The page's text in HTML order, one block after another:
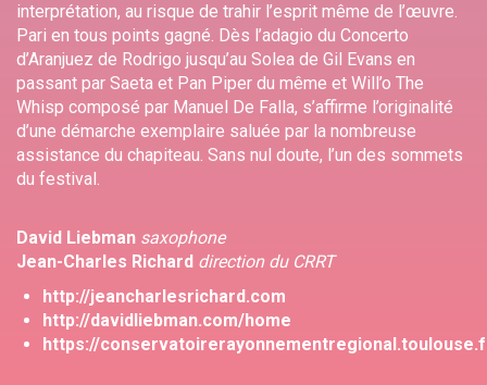
interprétation, au risque de trahir l’esprit même de l’œuvre.
Pari en tous points gagné. Dès l’adagio du Concerto
d’Aranjuez de Rodrigo jusqu’au Solea de Gil Evans en
passant par Saeta et Pan Piper du même et Will’o The
Whisp composé par Manuel De Falla, s’affirme l’originalité
d’une démarche exemplaire saluée par la nombreuse
assistance du chapiteau. Sans nul doute, l’un des sommets
du festival.
David Liebman saxophone
Jean-Charles Richard direction du CRRT
http://jeancharlesrichard.com
http://davidliebman.com/home
https://